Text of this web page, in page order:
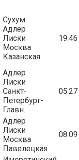
Сухум
Адлер
Лиски
Москва
Казанская
19:46
Адлер
Лиски
Санкт-
Петербург-
Главн.
05:27
Адлер
Лиски
Москва
Павелецкая
08:09